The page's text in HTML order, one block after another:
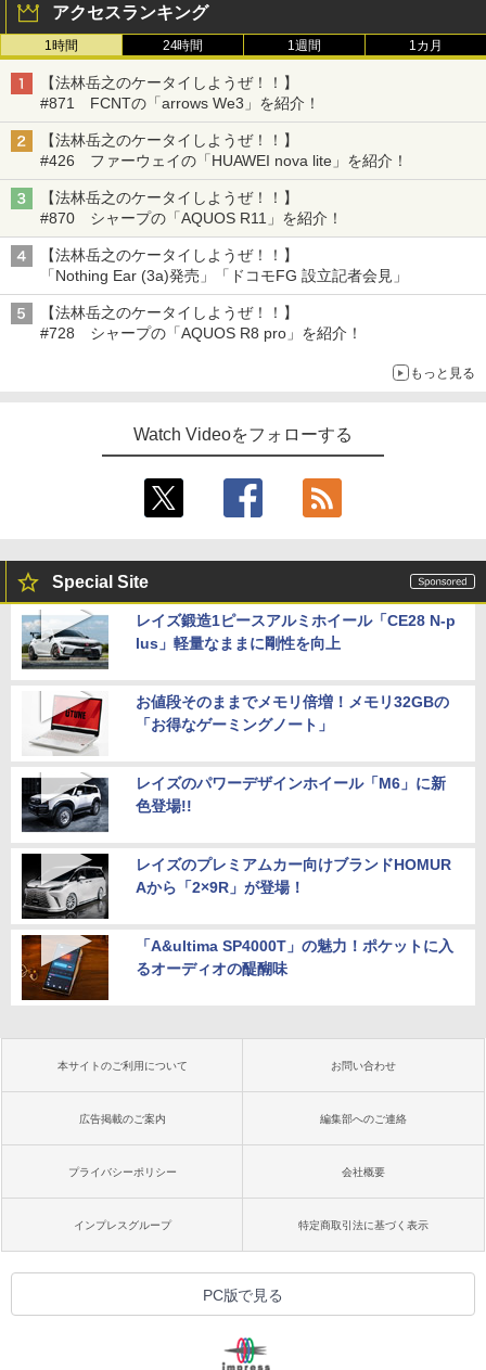
アクセスランキング
1時間 24時間 1週間 1カ月
【法林岳之のケータイしようぜ！！】
#871 FCNTの「arrows We3」を紹介！
【法林岳之のケータイしようぜ！！】
#426 ファーウェイの「HUAWEI nova lite」を紹介！
【法林岳之のケータイしようぜ！！】
#870 シャープの「AQUOS R11」を紹介！
【法林岳之のケータイしようぜ！！】
「Nothing Ear (3a)発売」「ドコモFG 設立記者会見」
【法林岳之のケータイしようぜ！！】
#728 シャープの「AQUOS R8 pro」を紹介！
もっと見る
Watch Videoをフォローする
Special Site
レイズ鍛造1ピースアルミホイール「CE28 N-p
lus」軽量なままに剛性を向上
お値段そのままでメモリ倍増！メモリ32GBの
「お得なゲーミングノート」
レイズのパワーデザインホイール「M6」に新
色登場!!
レイズのプレミアムカー向けブランドHOMUR
Aから「2×9R」が登場！
「A&ultima SP4000T」の魅力！ポケットに入
るオーディオの醍醐味
本サイトのご利用について お問い合わせ
広告掲載のご案内 編集部へのご連絡
プライバシーポリシー 会社概要
インプレスグループ 特定商取引法に基づく表示
PC版で見る